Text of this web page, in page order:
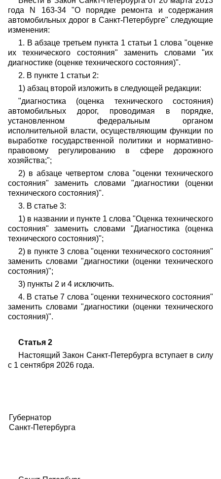
года N 163-34 "О порядке ремонта и содержания
автомобильных дорог в Санкт-Петербурге" следующие
изменения:
1. В абзаце третьем пункта 1 статьи 1 слова "оценке
их технического состояния" заменить словами "их
диагностике (оценке технического состояния)".
2. В пункте 1 статьи 2:
1) абзац второй изложить в следующей редакции:
"диагностика (оценка технического состояния)
автомобильных дорог, проводимая в порядке,
установленном федеральным органом
исполнительной власти, осуществляющим функции по
выработке государственной политики и нормативно-
правовому регулированию в сфере дорожного
хозяйства;";
2) в абзаце четвертом слова "оценки технического
состояния" заменить словами "диагностики (оценки
технического состояния)".
3. В статье 3:
1) в названии и пункте 1 слова "Оценка технического
состояния" заменить словами "Диагностика (оценка
технического состояния)";
2) в пункте 3 слова "оценки технического состояния"
заменить словами "диагностики (оценки технического
состояния)";
3) пункты 2 и 4 исключить.
4. В статье 7 слова "оценки технического состояния"
заменить словами "диагностики (оценки технического
состояния)".
Статья 2
Настоящий Закон Санкт-Петербурга вступает в силу
с 1 сентября 2026 года.
Губернатор
Санкт-Петербурга